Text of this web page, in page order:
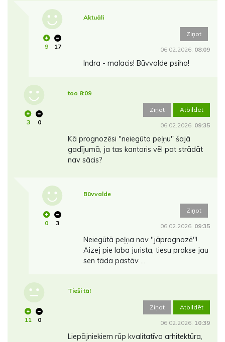
9 17
Aktuāli
Ziņot
06.02.2026. 08:09
Indra - malacis! Būvvalde psiho!
3 0
too 8:09
Ziņot Atbildēt
06.02.2026. 09:35
Kā prognozēsi "neiegūto peļņu" šajā
gadījumā, ja tas kantoris vēl pat strādāt
nav sācis?
0 3
Būvvalde
Ziņot
06.02.2026. 09:35
Neiegūtā peļņa nav "jāprognozē"!
Aizej pie laba jurista, tiesu prakse jau
sen tāda pastāv ...
11 0
Tieši tā!
Ziņot Atbildēt
06.02.2026. 10:39
Liepājniekiem rūp kvalitatīva arhitektūra,